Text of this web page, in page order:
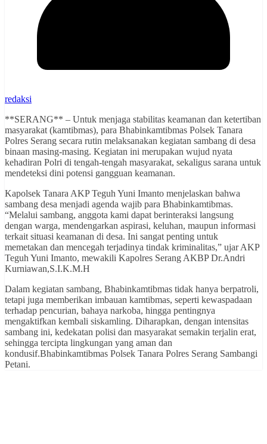
redaksi
**SERANG** – Untuk menjaga stabilitas keamanan dan ketertiban
masyarakat (kamtibmas), para Bhabinkamtibmas Polsek Tanara
Polres Serang secara rutin melaksanakan kegiatan sambang di desa
binaan masing-masing. Kegiatan ini merupakan wujud nyata
kehadiran Polri di tengah-tengah masyarakat, sekaligus sarana untuk
mendeteksi dini potensi gangguan keamanan.
Kapolsek Tanara AKP Teguh Yuni Imanto menjelaskan bahwa
sambang desa menjadi agenda wajib para Bhabinkamtibmas.
“Melalui sambang, anggota kami dapat berinteraksi langsung
dengan warga, mendengarkan aspirasi, keluhan, maupun informasi
terkait situasi keamanan di desa. Ini sangat penting untuk
memetakan dan mencegah terjadinya tindak kriminalitas,” ujar AKP
Teguh Yuni Imanto, mewakili Kapolres Serang AKBP Dr.Andri
Kurniawan,S.I.K.M.H
Dalam kegiatan sambang, Bhabinkamtibmas tidak hanya berpatroli,
tetapi juga memberikan imbauan kamtibmas, seperti kewaspadaan
terhadap pencurian, bahaya narkoba, hingga pentingnya
mengaktifkan kembali siskamling. Diharapkan, dengan intensitas
sambang ini, kedekatan polisi dan masyarakat semakin terjalin erat,
sehingga tercipta lingkungan yang aman dan
kondusif.Bhabinkamtibmas Polsek Tanara Polres Serang Sambangi
Petani.